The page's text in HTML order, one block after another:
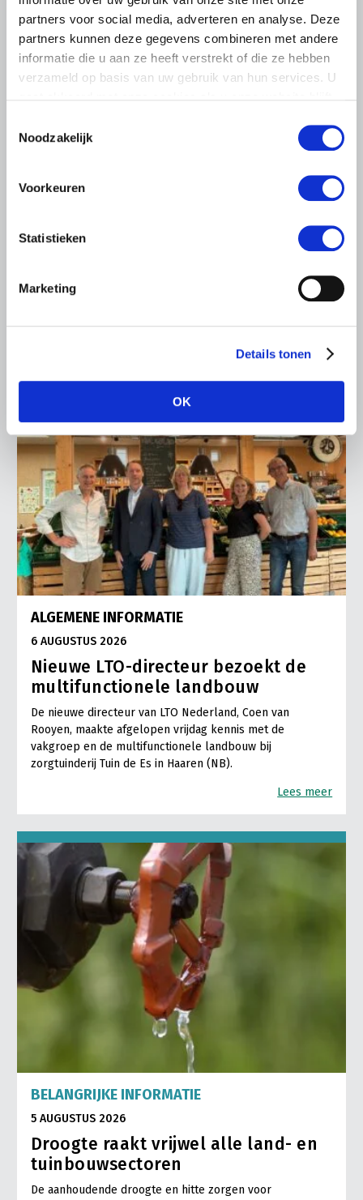
partners voor social media, adverteren en analyse. Deze
partners kunnen deze gegevens combineren met andere
informatie die u aan ze heeft verstrekt of die ze hebben
verzameld op basis van uw gebruik van hun services. U
Noodzakelijk
Voorkeuren
Statistieken
Marketing
Details tonen
OK
6 AUGUSTUS 2026
bezoekt melkveehouderij in
LTO Nederland ontving gisteren Tweede Kamerlid
Vries in It Heidenskip.
ALGEMENE INFORMATIE
6 AUGUSTUS 2026
Nieuwe LTO-directeur bezoekt de
multifunctionele landbouw
De nieuwe directeur van LTO Nederland, Coen van
Rooyen, maakte afgelopen vrijdag kennis met de
vakgroep en de multifunctionele landbouw bij
zorgtuinderij Tuin de Es in Haaren (NB).
Lees meer
BELANGRIJKE INFORMATIE
5 AUGUSTUS 2026
Droogte raakt vrijwel alle land- en
tuinbouwsectoren
De aanhoudende droogte en hitte zorgen voor